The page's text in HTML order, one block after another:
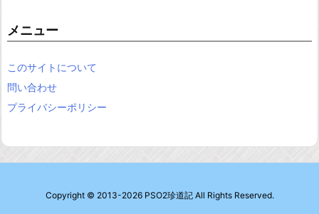
メニュー
このサイトについて
問い合わせ
プライバシーポリシー
Copyright © 2013-2026 PSO2珍道記All Rights Reserved.